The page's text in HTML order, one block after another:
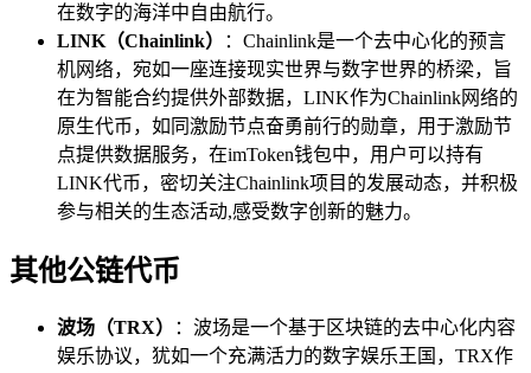
在数字的海洋中自由航行。
LINK（Chainlink）
：Chainlink是一个去中心化的预言
机网络，宛如一座连接现实世界与数字世界的桥梁，旨
在为智能合约提供外部数据，LINK作为Chainlink网络的
原生代币，如同激励节点奋勇前行的勋章，用于激励节
点提供数据服务，在imToken钱包中，用户可以持有
LINK代币，密切关注Chainlink项目的发展动态，并积极
参与相关的生态活动,感受数字创新的魅力。
其他公链代币
波场（TRX）
：波场是一个基于区块链的去中心化内容
娱乐协议，犹如一个充满活力的数字娱乐王国，TRX作